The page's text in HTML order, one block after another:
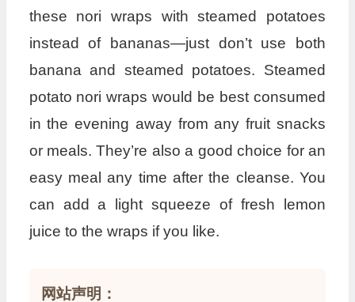
these nori wraps with steamed potatoes
instead of bananas—just don’t use both
banana and steamed potatoes. Steamed
potato nori wraps would be best consumed
in the evening away from any fruit snacks
or meals. They’re also a good choice for an
easy meal any time after the cleanse. You
can add a light squeeze of fresh lemon
juice to the wraps if you like.
网站声明：